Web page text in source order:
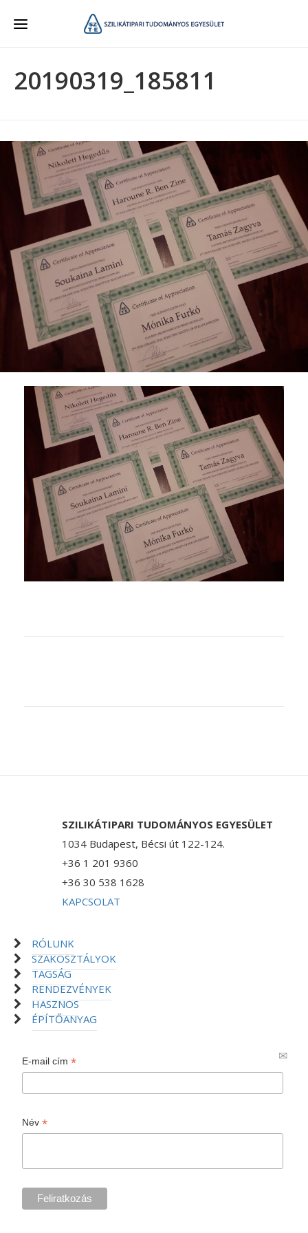
20190319_185811
SZILIKÁTIPARI TUDOMÁNYOS EGYESÜLET
1034 Budapest, Bécsi út 122-124.
+36 1 201 9360
+36 30 538 1628
KAPCSOLAT
RÓLUNK
SZAKOSZTÁLYOK
TAGSÁG
RENDEZVÉNYEK
HASZNOS
ÉPÍTŐANYAG
E-mail cím*
Név*